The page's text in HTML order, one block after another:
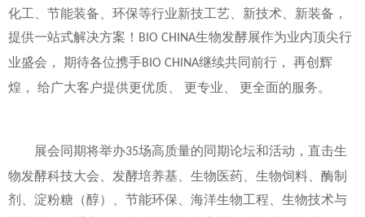
化工、节能装备、环保等行业新技工艺、新技术、新装备，
提供一站式解决方案！ BIO CHINA生物发酵展作为业内顶尖行
业盛会， 期待各位携手BIO CHINA继续共同前行， 再创辉
煌， 给广大客户提供更优质、 更专业、 更全面的服务。
展会同期将举办35场高质量的同期论坛和活动，直击生
物发酵科技大会、发酵培养基、生物医药、生物饲料、酶制
剂、淀粉糖（醇）、节能环保、海洋生物工程、生物技术与